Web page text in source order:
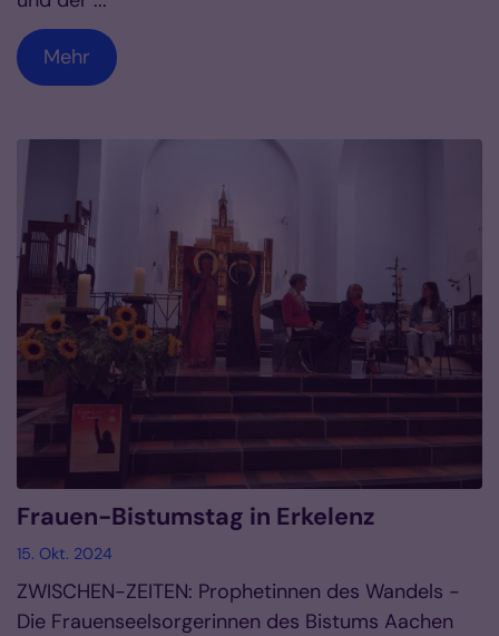
Mehr
Frauen-Bistumstag in Erkelenz
15. Okt. 2024
ZWISCHEN-ZEITEN: Prophetinnen des Wandels -
Die Frauenseelsorgerinnen des Bistums Aachen